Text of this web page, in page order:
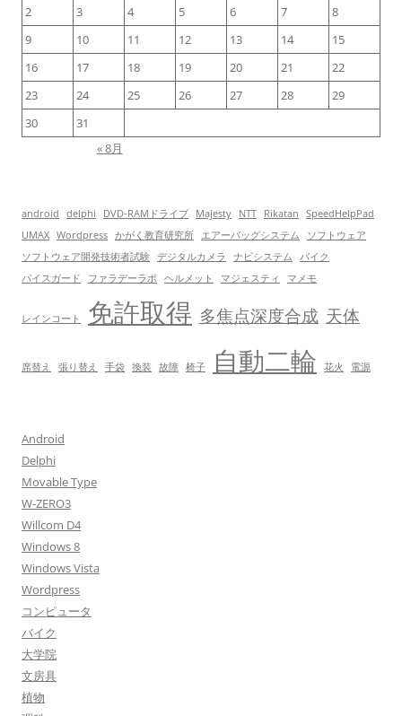
2
3 4 5 6 7
8
9
10 11 12 13 14
15
16
17 18 19 20 21
22
23
24 25 26 27 28
29
30
31
« 8月
android delphi DVD-RAMドライブ Majesty NTT Rikatan
SpeedHelpPad
UMAX Wordpress かがく教育研究所 エアーバッグシステム
ソフトウェア
ソフトウェア開発技術者試験 デジタルカメラ ナビシステム
バイク
パイスガード
ファラデーラボ ヘルメット マジェスティ マメモ
レインコート 免許取得 多焦点深度合成 天体
席替え 張り替え 手袋 換装 故障 椅子 自動二輪 花火 電源
Android
Delphi
Movable Type
W-ZERO3
Willcom D4
Windows 8
Windows Vista
Wordpress
コンピュータ
バイク
大学院
文房具
植物